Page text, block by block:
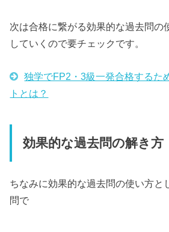
次は合格に繋がる効果的な過去問の
していくので要チェックです。
独学でFP2・3級一発合格するた
トとは？
効果的な過去問の解き方
ちなみに効果的な過去問の使い方と
問で